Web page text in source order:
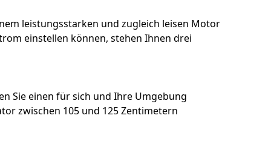
leistungsstarken und zugleich leisen Motor
einstellen können, stehen Ihnen drei
Sie einen für sich und Ihre Umgebung
zwischen 105 und 125 Zentimetern